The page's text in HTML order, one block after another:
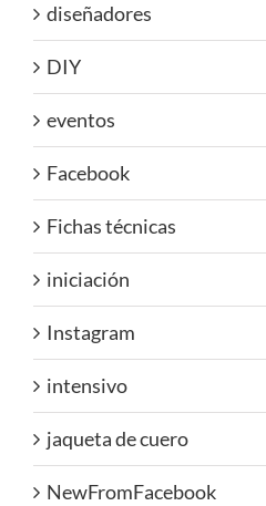
diseñadores
DIY
eventos
Facebook
Fichas técnicas
iniciación
Instagram
intensivo
jaqueta de cuero
NewFromFacebook